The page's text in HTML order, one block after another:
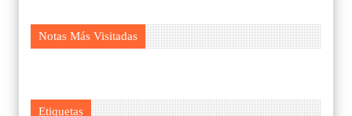
Notas Más Visitadas
Etiquetas